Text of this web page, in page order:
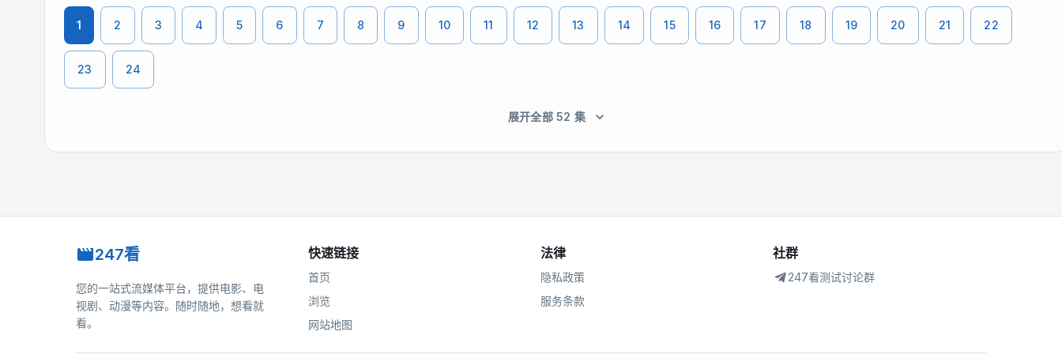
1 2 3 4 5 6 7 8 9 10 11 12 13 14 15 16 17 18 19 20 21 22
23 24
展开全部 52 集
247看
您的一站式流媒体平台，提供电影、电
视剧、动漫等内容。随时随地，想看就
看。
快速链接
首页
浏览
网站地图
法律
隐私政策
服务条款
社群
247看测试讨论群